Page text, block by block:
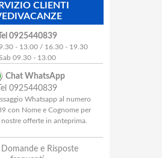
CLIENTI
Tel 0925440839
- 13.00 / 16.30 - 19.30
09.30 - 13.00
Chat WhatsApp
Tel 0925440839
Whatsapp al numero
con Nome e Cognome per
nostre offerte in anteprima.
e Risposte